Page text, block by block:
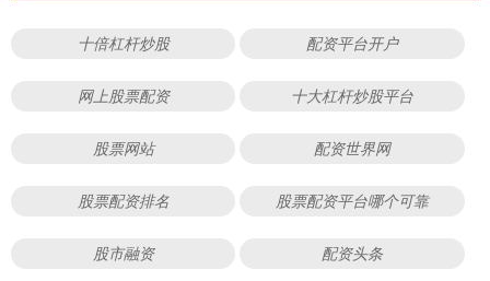
十倍杠杆炒股 配资平台开户
网上股票配资 十大杠杆炒股平台
股票网站 配资世界网
股票配资排名 股票配资平台哪个可靠
股市融资 配资头条